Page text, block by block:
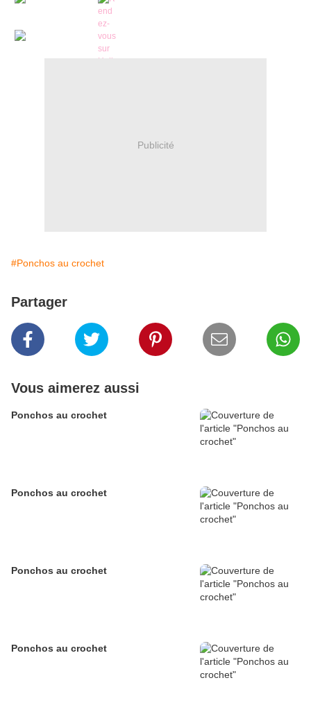
Publicité
#Ponchos au crochet
Partager
Vous aimerez aussi
Ponchos au crochet
Ponchos au crochet
Ponchos au crochet
Ponchos au crochet